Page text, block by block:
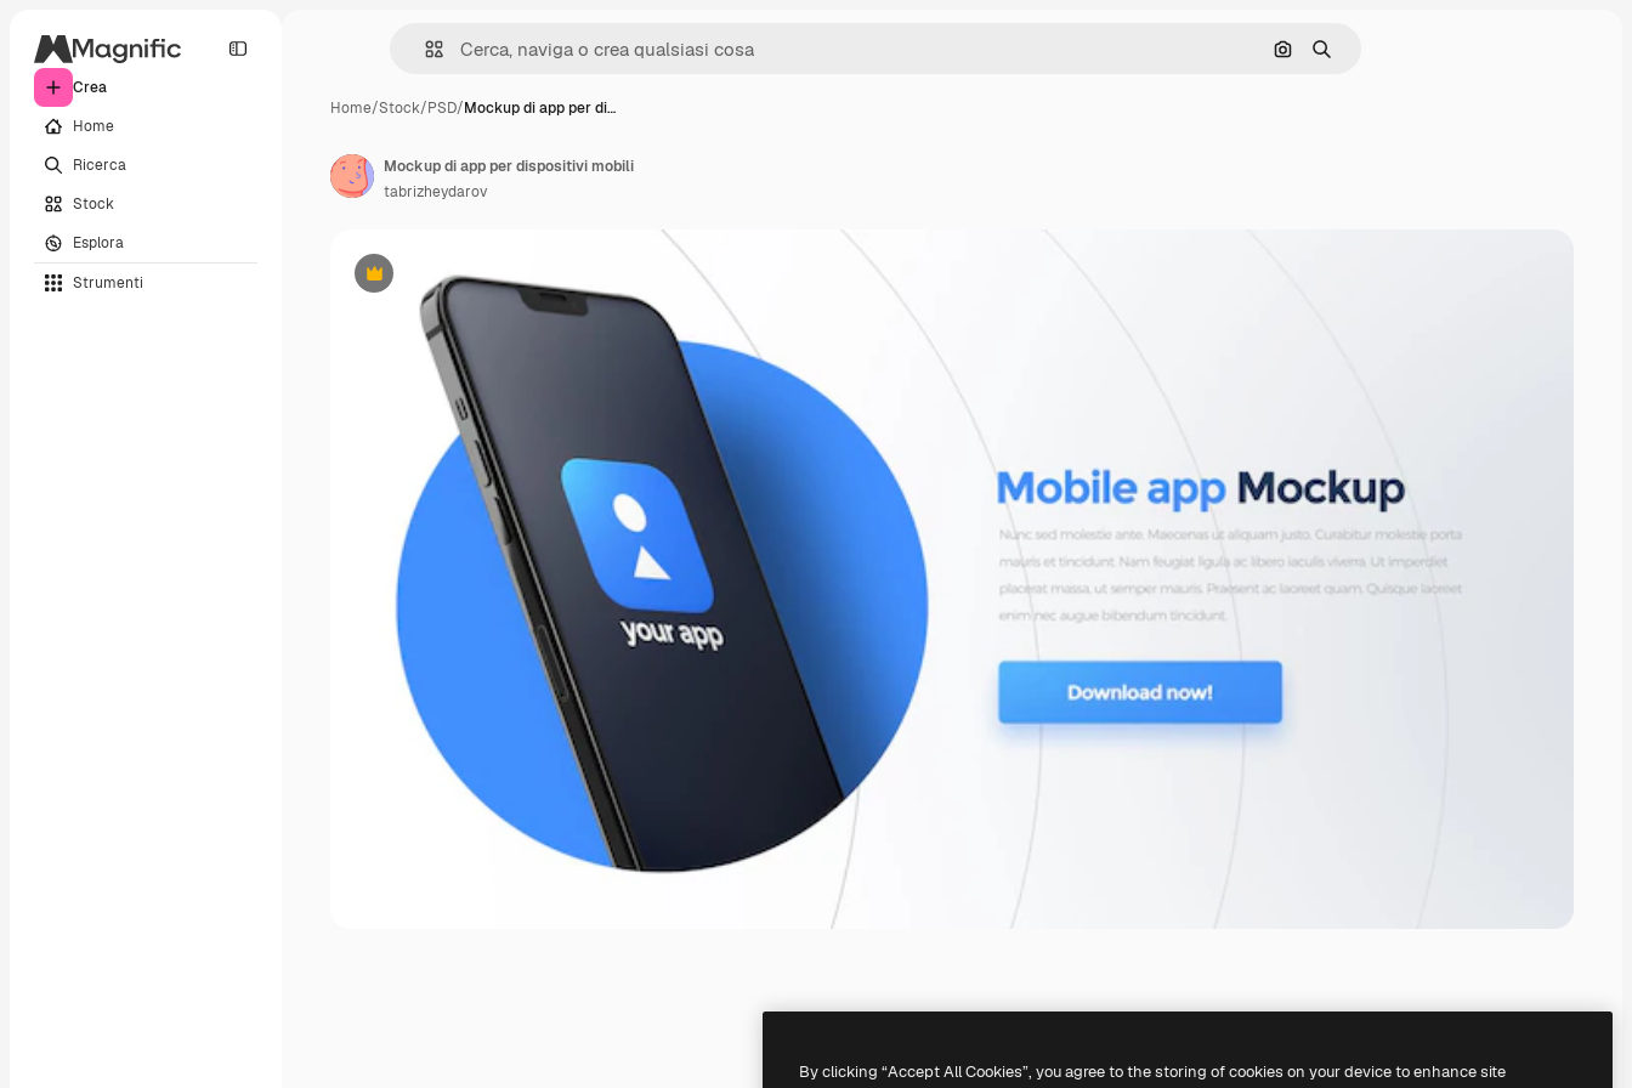
Crea
Home
Ricerca
Stock
Esplora
Strumenti
Cerca per immagine
Ricerca
Home/Stock/PSD/Mockup di app per di…
Premium
Mockup di app per dispositivi mobili
tabrizheydarov
By clicking “Accept All Cookies”, you agree to the storing of cookies on your device to enhance site